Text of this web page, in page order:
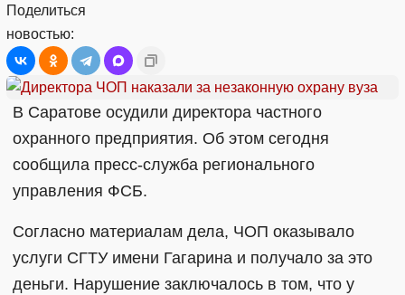
Поделиться
новостью:
В Саратове осудили директора частного
охранного предприятия. Об этом сегодня
сообщила пресс-служба регионального
управления ФСБ.
Согласно материалам дела, ЧОП оказывало
услуги СГТУ имени Гагарина и получало за это
деньги. Нарушение заключалось в том, что у